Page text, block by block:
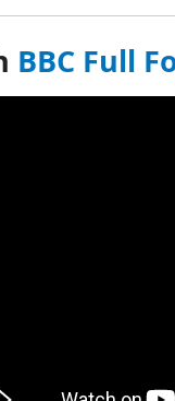
BBC Full